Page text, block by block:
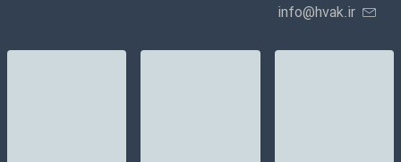
info@hvak.ir